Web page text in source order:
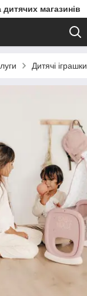
магазинів
Дитячі іграшки